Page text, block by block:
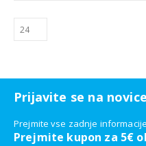
Prijavite se na novice
Prejmite vse zadnje
Prejmite kupon za 5€